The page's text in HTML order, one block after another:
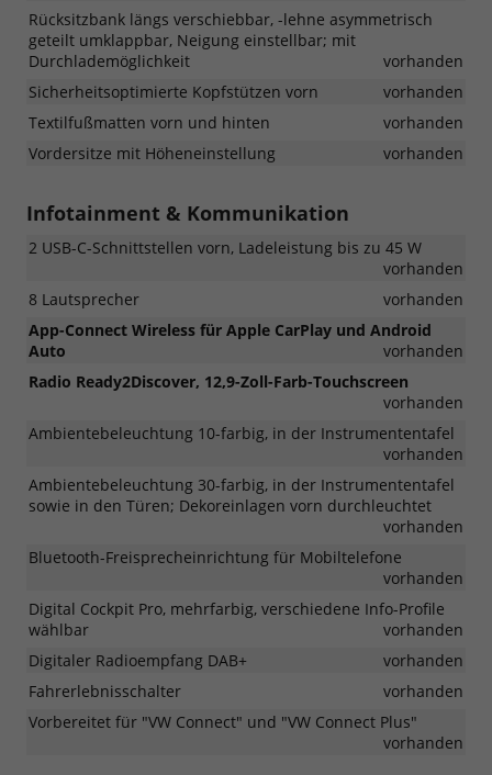
Rücksitzbank längs verschiebbar, -lehne asymmetrisch
geteilt umklappbar, Neigung einstellbar; mit
Durchlademöglichkeit
vorhanden
Sicherheitsoptimierte Kopfstützen vorn
vorhanden
Textilfußmatten vorn und hinten
vorhanden
Vordersitze mit Höheneinstellung
vorhanden
Infotainment & Kommunikation
2 USB-C-Schnittstellen vorn, Ladeleistung bis zu 45 W
vorhanden
8 Lautsprecher
vorhanden
App-Connect Wireless für Apple CarPlay und Android
Auto
vorhanden
Radio Ready2Discover, 12,9-Zoll-Farb-Touchscreen
vorhanden
Ambientebeleuchtung 10-farbig, in der Instrumententafel
vorhanden
Ambientebeleuchtung 30-farbig, in der Instrumententafel
sowie in den Türen; Dekoreinlagen vorn durchleuchtet
vorhanden
Bluetooth-Freisprecheinrichtung für Mobiltelefone
vorhanden
Digital Cockpit Pro, mehrfarbig, verschiedene Info-Profile
wählbar
vorhanden
Digitaler Radioempfang DAB+
vorhanden
Fahrerlebnisschalter
vorhanden
Vorbereitet für "VW Connect" und "VW Connect Plus"
vorhanden